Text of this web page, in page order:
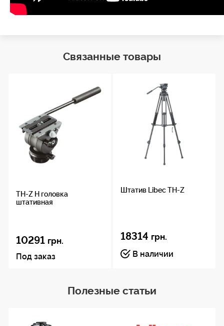
Связанные товары
TH-Z H головка
штативная
10291 грн.
Под заказ
Штатив Libec TH-Z
18314 грн.
В наличии
Полезные статьи